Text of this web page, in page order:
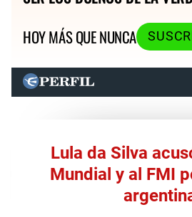
HOY MÁS QUE NUNCA
Lula da Silva
Mundial y al FMI